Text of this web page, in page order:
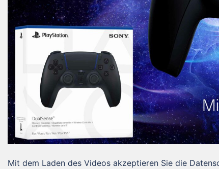
Mit dem Laden des Videos akzeptieren Sie die